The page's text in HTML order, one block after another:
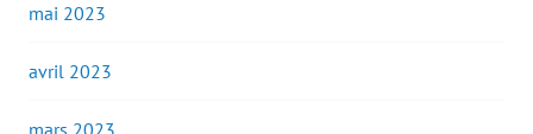
mai 2023
avril 2023